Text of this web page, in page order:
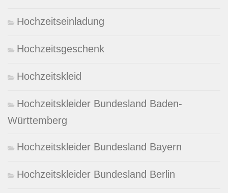
Hochzeitseinladung
Hochzeitsgeschenk
Hochzeitskleid
Hochzeitskleider Bundesland Baden-
Württemberg
Hochzeitskleider Bundesland Bayern
Hochzeitskleider Bundesland Berlin